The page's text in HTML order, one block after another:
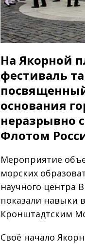
На Якорной
фестиваль
основания
неразрывно
Флотом
Мероприятие
морских
научного центра
показали навыки
Кронштадтским
Своё начало